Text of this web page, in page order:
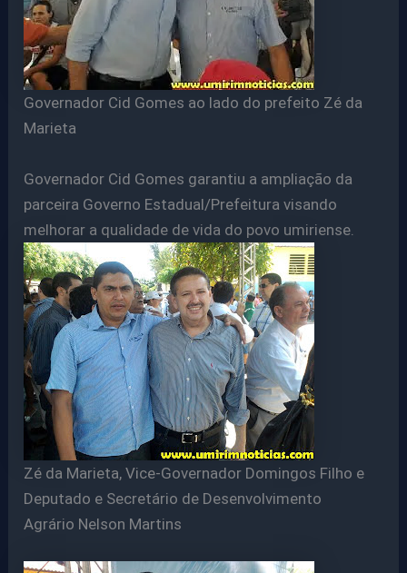
Governador Cid Gomes ao lado do prefeito Zé da
Marieta
Governador Cid Gomes garantiu a ampliação da
parceira Governo Estadual/Prefeitura visando
melhorar a qualidade de vida do povo umiriense.
Zé da Marieta, Vice-Governador Domingos Filho e
Deputado e Secretário de Desenvolvimento
Agrário Nelson Martins